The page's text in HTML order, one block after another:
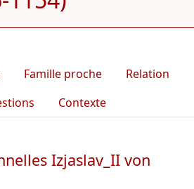
Famille proche
Relation
Contexte
Izjaslav_II von